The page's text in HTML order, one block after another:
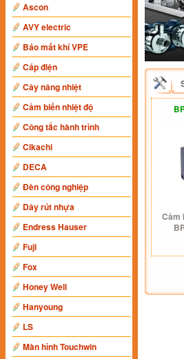
Ascon
AVY electric
Báo mất khí VPE
Cáp điện
Cây nâng nhiệt
Cảm biến nhiệt độ
Công tắc hành trình
Cikachi
DECA
Đèn công nghiệp
Dây rút nhựa
Endress Hauser
Fuji
Fox
Honey Well
Hanyoung
LS
Màn hình Touchwin
Cảm